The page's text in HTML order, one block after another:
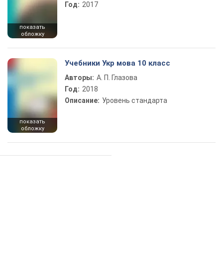
показать
обложку
Год: 2017
показать
обложку
Учебники Укр мова 10 класс
Авторы: А. П. Глазова
Год: 2018
Описание: Уровень стандарта